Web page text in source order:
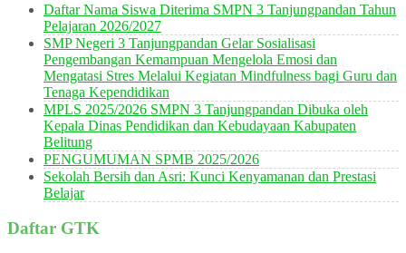
Daftar Nama Siswa Diterima SMPN 3 Tanjungpandan Tahun
Pelajaran 2026/2027
SMP Negeri 3 Tanjungpandan Gelar Sosialisasi
Pengembangan Kemampuan Mengelola Emosi dan
Mengatasi Stres Melalui Kegiatan Mindfulness bagi Guru dan
Tenaga Kependidikan
MPLS 2025/2026 SMPN 3 Tanjungpandan Dibuka oleh
Kepala Dinas Pendidikan dan Kebudayaan Kabupaten
Belitung
PENGUMUMAN SPMB 2025/2026
Sekolah Bersih dan Asri: Kunci Kenyamanan dan Prestasi
Belajar
Daftar GTK